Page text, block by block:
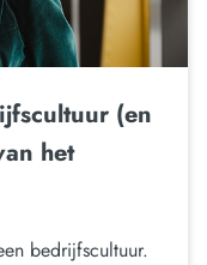
(en
het
bedrijfscultuur.